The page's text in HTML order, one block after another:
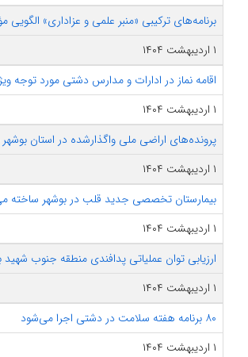
برنامه‌های ترکیبی «منبر علمی و عزاداری» الگویی
۱ اردیبهشت ۱۴۰۴
اقامه نماز در ادارات و مدارس دشتی مورد توجه
۱ اردیبهشت ۱۴۰۴
پرونده‌های اراضی ملی واگذارشده در استان
۱ اردیبهشت ۱۴۰۴
بیمارستان تخصصی جدید قلب در بوشهر ساخته
۱ اردیبهشت ۱۴۰۴
ارزیابی توان عملیاتی پدافندی منطقه جنوب شهید
۱ اردیبهشت ۱۴۰۴
۸۰ برنامه هفته سلامت در دشتی اجرا می‌شود
۱ اردیبهشت ۱۴۰۴